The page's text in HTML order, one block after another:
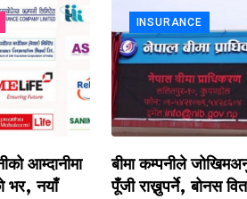
नयाँ
INSURANCE
बीमा कम्पनीले जोखिमअनुसार
पूँजी राख्नुपर्ने, बोनस वितरणमा